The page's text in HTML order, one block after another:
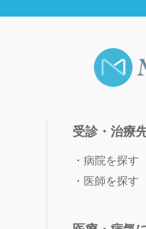
受診・治療
病院を探す
医師を探す